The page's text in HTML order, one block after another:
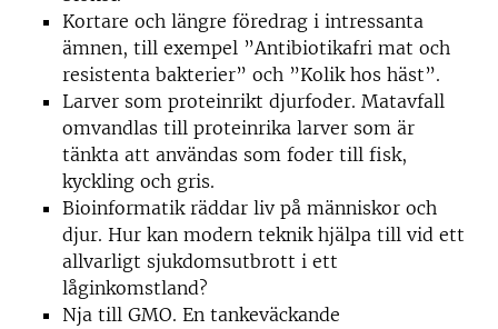
Kortare och längre föredrag i intressanta
ämnen, till exempel ”Antibiotikafri mat och
resistenta bakterier” och ”Kolik hos häst”.
Larver som proteinrikt djurfoder. Matavfall
omvandlas till proteinrika larver som är
tänkta att användas som foder till fisk,
kyckling och gris.
Bioinformatik räddar liv på människor och
djur. Hur kan modern teknik hjälpa till vid ett
allvarligt sjukdomsutbrott i ett
låginkomstland?
Nja till GMO. En tankeväckande